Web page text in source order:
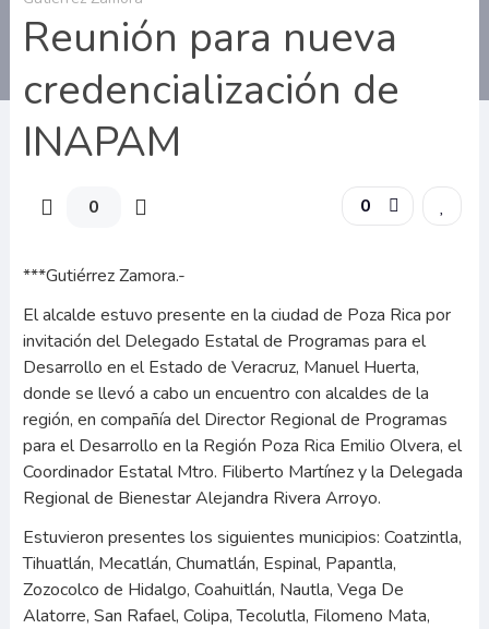
Reunión para nueva
credencialización de
INAPAM
0 0
***Gutiérrez Zamora.-
El alcalde estuvo presente en la ciudad de Poza Rica por
invitación del Delegado Estatal de Programas para el
Desarrollo en el Estado de Veracruz, Manuel Huerta,
donde se llevó a cabo un encuentro con alcaldes de la
región, en compañía del Director Regional de Programas
para el Desarrollo en la Región Poza Rica Emilio Olvera, el
Coordinador Estatal Mtro. Filiberto Martínez y la Delegada
Regional de Bienestar Alejandra Rivera Arroyo.
Estuvieron presentes los siguientes municipios: Coatzintla,
Tihuatlán, Mecatlán, Chumatlán, Espinal, Papantla,
Zozocolco de Hidalgo, Coahuitlán, Nautla, Vega De
Alatorre, San Rafael, Colipa, Tecolutla, Filomeno Mata,